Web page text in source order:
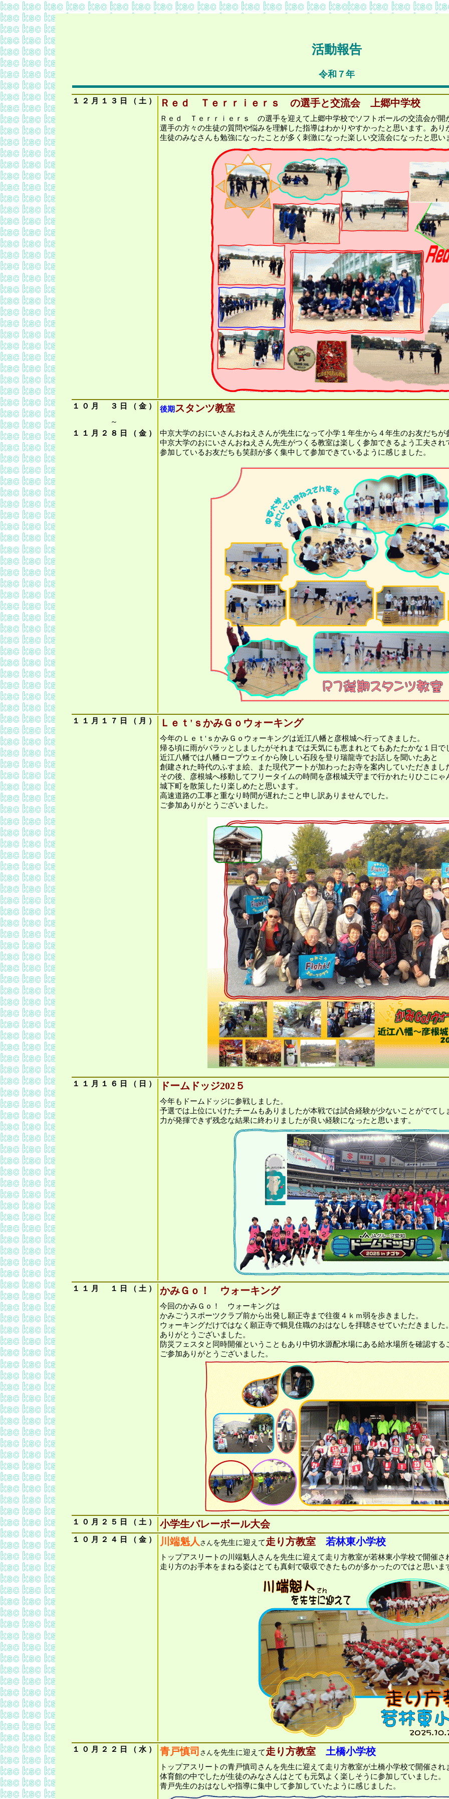
活動報告
令和７年
１ ２ 月 １ ３ 日 （ 土 ） Ｒｅｄ Ｔｅｒｒｉｅｒｓ の選手と交流会 上郷中学校
Ｒｅｄ Ｔｅｒｒｉｅｒｓ の選手を迎えて上郷中学校でソフトボールの交流会が開
選手の方々の生徒の質問や悩みを理解した指導はわかりやすかったと思います。あり
生徒のみなさんも勉強になったことが多く刺激になった楽しい交流会になったと思い
１ ０ 月 ３ 日 （ 金 ） 後期 スタンツ教室
～
１
１ 月 ２ ８ 日 （ 金 ）
中京大学のおにいさんおねえさんが先生になって小学１年生から４年生のお友だちが
中京大学のおにいさんおねえさん先生がつくる教室は楽しく参加できるよう工夫され
参加しているお友だちも笑顔が多く集中して参加できているように感じました。
１ １ 月 １ ７ 日 （ 月 ） Ｌｅｔ'ｓかみＧｏウォーキング
今年のＬｅｔ'ｓかみＧｏウォーキングは近江八幡と彦根城へ行ってきました。
帰る頃に雨がパラッとしましたがそれまでは天気にも恵まれとてもあたたかな１日で
近江八幡では八幡ロープウェイから険しい石段を登り瑞龍寺でお話しを聞いたあと
創建された時代のふすま絵、また現代アートが加わったお寺を案内していただきまし
その後、彦根城へ移動してフリータイムの時間を彦根城天守まで行かれたりひこにゃ
城下町を散策したり楽しめたと思います。
高速道路の工事と重なり時間が遅れたこと申し訳ありませんでした。
ご参加ありがとうございました。
１ １ 月 １ ６ 日 （ 日 ） ドームドッジ202５
今年もドームドッジに参戦しました。
予選では上位にいけたチームもありましたが本戦では試合経験が少ないことがでてし
力が発揮できず残念な結果に終わりましたが良い経験になったと思います。
１ １ 月 １ 日 （ 土 ） かみＧｏ！ ウォーキング
今回のかみＧｏ！ ウォーキングは
かみごうスポーツクラブ前から出発し願正寺まで往復４ｋｍ弱を歩きました。
ウォーキングだけではなく願正寺で鶴見住職のおはなしを拝聴させていただきました
ありがとうございました。
防災フェスタと同時開催ということもあり中切水源配水場にある給水場所を確認する
ご参加ありがとうございました。
１ ０ 月 ２ ５ 日 （ 土 ） 小学生バレーボール大会
１ ０ 月 ２ ４ 日 （ 金 ） 川端魁人 さん を先生に迎えて走り方教室 若林東小学校
トップアスリートの川端魁人さんを先生に迎えて走り方教室が若林東小学校で開催さ
走り方のお手本をまねる姿はとても真剣で吸収できたものが多かったのではと思いま
１ ０ 月 ２ ２ 日 （ 水 ） 青戸慎司 さん を先生に迎えて走り方教室 土橋小学校
トップアスリートの青戸慎司さんを先生に迎えて走り方教室が土橋小学校で開催され
体育館の中でしたが生徒のみなさんはとても元気よく楽しそうに参加していました。
青戸先生のおはなしや指導に集中して参加していたように感じました。